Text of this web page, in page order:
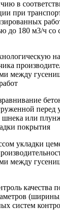
в
при
до 180 м3/ч
между
шнека или
покрытия
укладки
между
качества
систем